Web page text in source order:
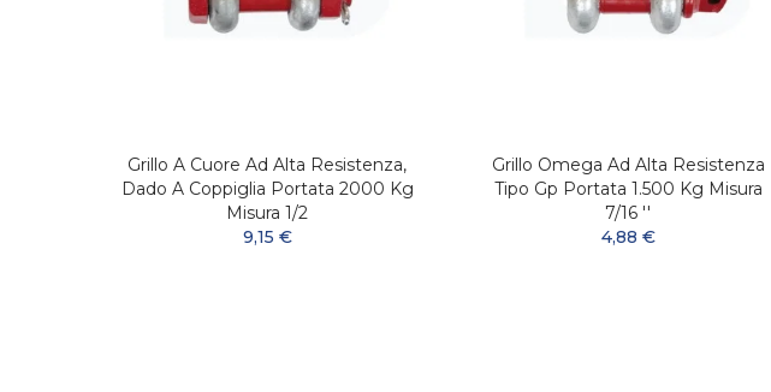
Grillo A Cuore Ad Alta Resistenza,
Dado A Coppiglia Portata 2000 Kg
Misura 1/2
9,15 €
Grillo Omega Ad Alta Resistenza
Tipo Gp Portata 1.500 Kg Misura
7/16 ''
4,88 €